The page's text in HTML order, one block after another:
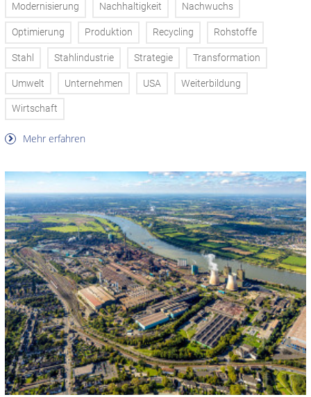
Modernisierung Nachhaltigkeit Nachwuchs
Optimierung Produktion Recycling Rohstoffe
Stahl Stahlindustrie Strategie Transformation
Umwelt Unternehmen USA Weiterbildung
Wirtschaft
Mehr erfahren